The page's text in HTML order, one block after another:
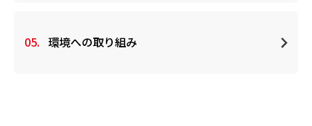
05. 環境への取り組み